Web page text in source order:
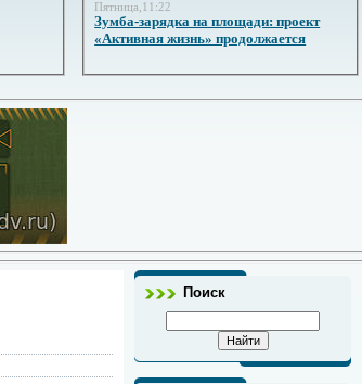
Пятница,11:22
Зумба-зарядка на площади: проект
«Активная жизнь» продолжается
Поиск